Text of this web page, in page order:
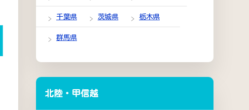
千葉県 茨城県 栃木県
群馬県
北陸・甲信越